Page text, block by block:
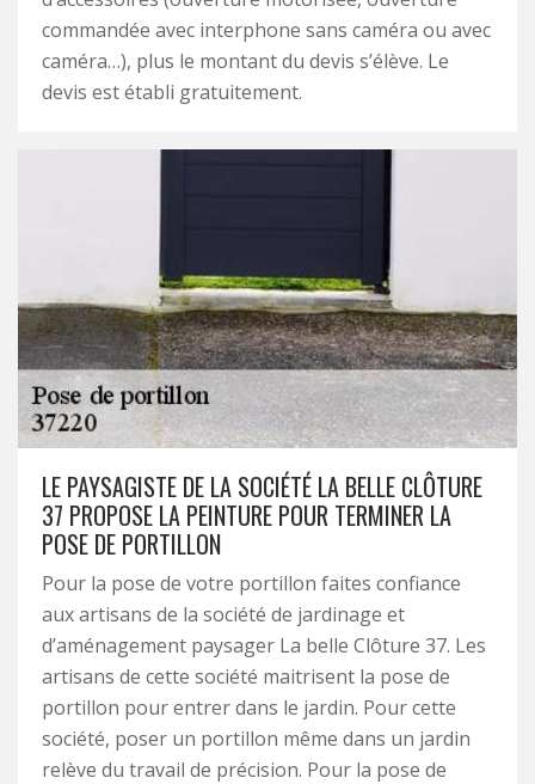
commandée avec interphone sans caméra ou avec
caméra…), plus le montant du devis s’élève. Le
devis est établi gratuitement.
LE PAYSAGISTE DE LA SOCIÉTÉ LA BELLE CLÔTURE
37 PROPOSE LA PEINTURE POUR TERMINER LA
POSE DE PORTILLON
Pour la pose de votre portillon faites confiance
aux artisans de la société de jardinage et
d’aménagement paysager La belle Clôture 37. Les
artisans de cette société maitrisent la pose de
portillon pour entrer dans le jardin. Pour cette
société, poser un portillon même dans un jardin
relève du travail de précision. Pour la pose de